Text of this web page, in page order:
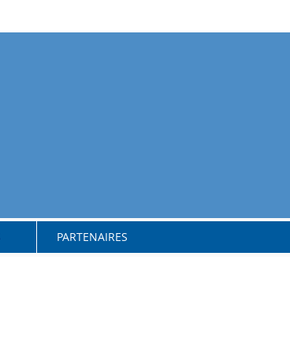
PARTENAIRES